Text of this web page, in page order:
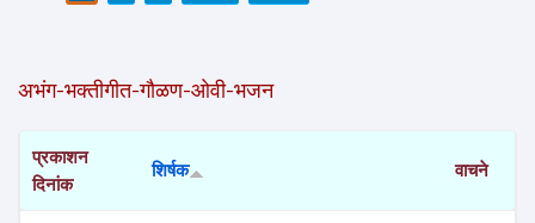
अभंग-भक्तीगीत-गौळण-ओवी-भजन
प्रकाशन
दिनांक
शिर्षक वाचने